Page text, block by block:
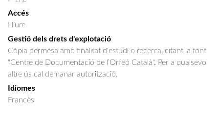
Accés
Lliure
Gestió dels drets d'explotació
Còpia permesa amb finalitat d'estudi o recerca, citant la font
"Centre de Documentació de l’Orfeó Català". Per a qualsevol
altre ús cal demanar autorització.
Idiomes
Francès